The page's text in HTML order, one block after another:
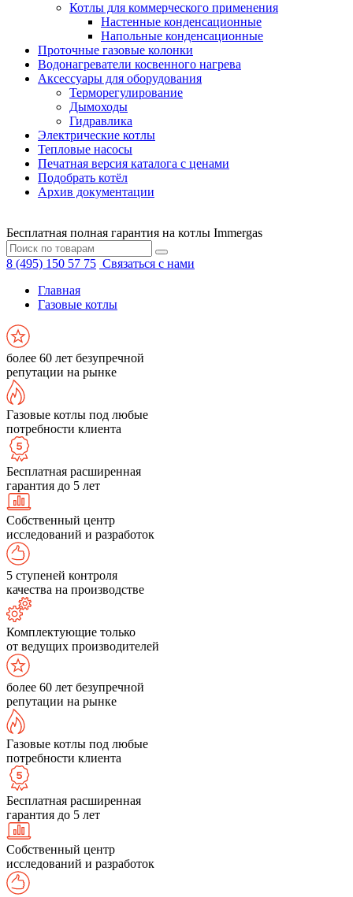
Котлы для коммерческого применения
Настенные конденсационные
Напольные конденсационные
Проточные газовые колонки
Водонагреватели косвенного нагрева
Аксессуары для оборудования
Терморегулирование
Дымоходы
Гидравлика
Электрические котлы
Тепловые насосы
Печатная версия каталога с ценами
Подобрать котёл
Архив документации
Бесплатная полная гарантия на котлы Immergas
8 (495) 150 57 75 Связаться с нами
Главная
Газовые котлы
более 60 лет безупречной
репутации на рынке
Газовые котлы под любые
потребности клиента
Бесплатная расширенная
гарантия до 5 лет
Собственный центр
исследований и разработок
5 ступеней контроля
качества на производстве
Комплектующие только
от ведущих производителей
более 60 лет безупречной
репутации на рынке
Газовые котлы под любые
потребности клиента
Бесплатная расширенная
гарантия до 5 лет
Собственный центр
исследований и разработок